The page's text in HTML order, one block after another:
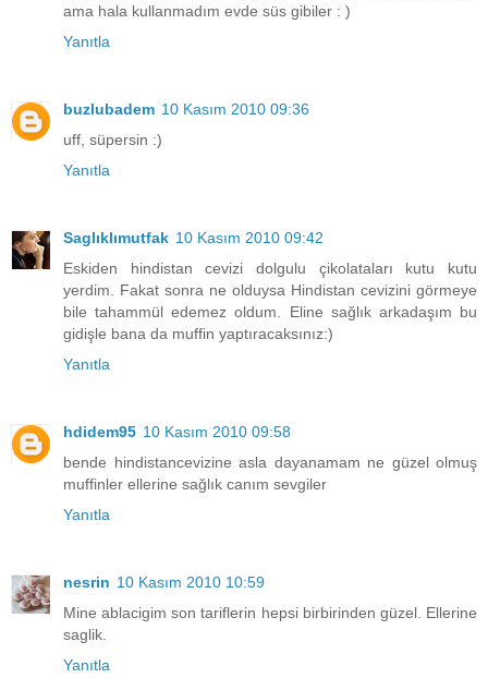
ama hala kullanmadım evde süs gibiler : )
Yanıtla
buzlubadem 10 Kasım 2010 09:36
uff, süpersin :)
Yanıtla
Saglıklımutfak 10 Kasım 2010 09:42
Eskiden hindistan cevizi dolgulu çikolataları kutu kutu
yerdim. Fakat sonra ne olduysa Hindistan cevizini görmeye
bile tahammül edemez oldum. Eline sağlık arkadaşım bu
gidişle bana da muffin yaptıracaksınız:)
Yanıtla
hdidem95 10 Kasım 2010 09:58
bende hindistancevizine asla dayanamam ne güzel olmuş
muffinler ellerine sağlık canım sevgiler
Yanıtla
nesrin 10 Kasım 2010 10:59
Mine ablacigim son tariflerin hepsi birbirinden güzel. Ellerine
saglik.
Yanıtla